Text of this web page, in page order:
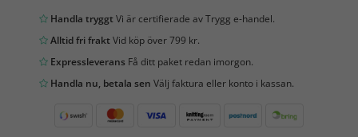
Handla tryggtVi är certifierade av Trygg e-handel.
Alltid fri fraktVid köp över 799 kr.
Expressleverans Få ditt paket redan imorgon.
Handla nu, betala sen Välj faktura eller konto i kassan.